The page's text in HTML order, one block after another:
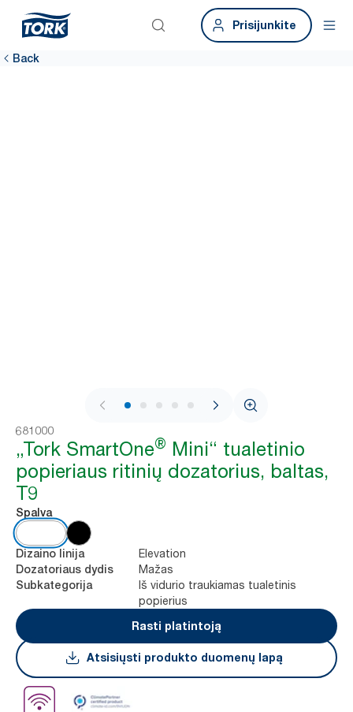
Prisijunkite
Back
1 / 9
681000
„Tork SmartOne® Mini“ tualetinio
popieriaus ritinių dozatorius, baltas,
T9
Spalva
Dizaino linija Elevation
Dozatoriaus dydis Mažas
Subkategorija
Iš vidurio traukiamas tualetinis
popierius
Rasti platintoją
Atsisiųsti produkto duomenų lapą